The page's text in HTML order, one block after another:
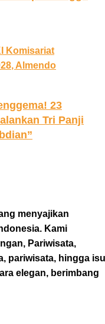
23
Tri Panji
menyajikan
Kami
Pariwisata,
pariwisata, hingga isu
elegan, berimbang